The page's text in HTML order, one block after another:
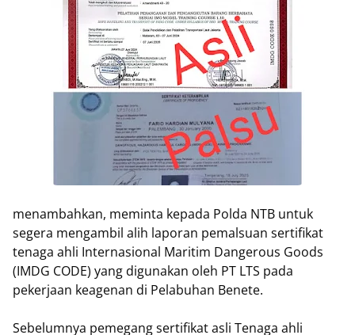
menambahkan, meminta kepada Polda NTB untuk
segera mengambil alih laporan pemalsuan sertifikat
tenaga ahli Internasional Maritim Dangerous Goods
(IMDG CODE) yang digunakan oleh PT LTS pada
pekerjaan keagenan di Pelabuhan Benete.
Sebelumnya pemegang sertifikat asli Tenaga ahli